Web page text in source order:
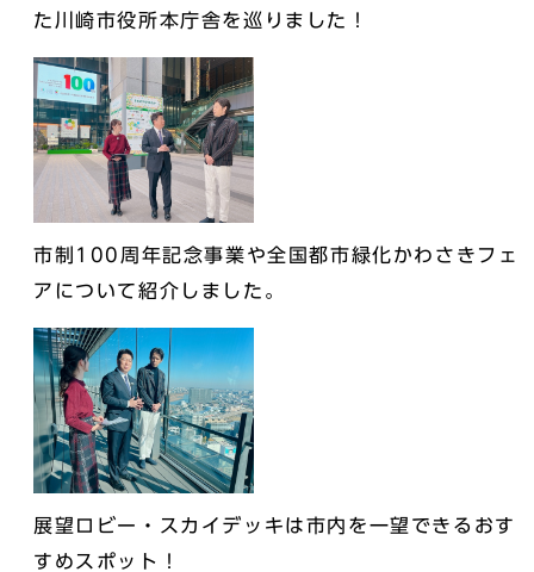
た川崎市役所本庁舎を巡りました！
市制100周年記念事業や全国都市緑化かわさきフェ
アについて紹介しました。
展望ロビー・スカイデッキは市内を一望できるおす
すめスポット！